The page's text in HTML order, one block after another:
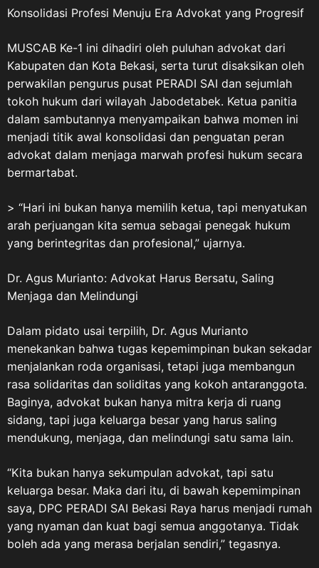
Terlebih di tengah
terdapat masyarakat, pelajar,
dan generasi muda yang belum
memahami secara utuh sejarah
Veteran Republik Indonesia
maupun keberadaan Legiun
Veteran Republik Indonesia
(LVRI) sebagai wadah
perjuangan dan pengabdian
masyarakat, pelajar dan
generasi muda yang belum
memahami tentang Veteran
Republik Indonesia dalam
sejarah perjuangan para
veteran harus terus
kepada generasi penerus,” ujar
ASDO. 10 Agustus dan Jejak
Sejarah Veteran Nasional
ASDO menjelaskan, Hari
Veteran Nasional ditetapkan
melalui Keputusan Presiden
Republik Indonesia Nomor 30
Veteran Nasional. Tanggal 10
Agustus kemudian diperingati
setiap tahun sebagai Hari
Veteran Nasional, berkaitan
dengan momentum gencatan
Konsolidasi Profesi Menuju Era Advokat yang Progresif
MUSCAB Ke-1 ini dihadiri oleh puluhan advokat dari
Kabupaten dan Kota Bekasi, serta turut disaksikan oleh
perwakilan pengurus pusat PERADI SAI dan sejumlah
tokoh hukum dari wilayah Jabodetabek. Ketua panitia
dalam sambutannya menyampaikan bahwa momen ini
menjadi titik awal konsolidasi dan penguatan peran
advokat dalam menjaga marwah profesi hukum secara
bermartabat.
> “Hari ini bukan hanya memilih ketua, tapi menyatukan
arah perjuangan kita semua sebagai penegak hukum
yang berintegritas dan profesional,” ujarnya.
Dr. Agus Murianto: Advokat Harus Bersatu, Saling
Menjaga dan Melindungi
Dalam pidato usai terpilih, Dr. Agus Murianto
menekankan bahwa tugas kepemimpinan bukan sekadar
menjalankan roda organisasi, tetapi juga membangun
rasa solidaritas dan soliditas yang kokoh antaranggota.
Baginya, advokat bukan hanya mitra kerja di ruang
sidang, tapi juga keluarga besar yang harus saling
mendukung, menjaga, dan melindungi satu sama lain.
“Kita bukan hanya sekumpulan advokat, tapi satu
keluarga besar. Maka dari itu, di bawah kepemimpinan
saya, DPC PERADI SAI Bekasi Raya harus menjadi rumah
yang nyaman dan kuat bagi semua anggotanya. Tidak
boleh ada yang merasa berjalan sendiri,” tegasnya.